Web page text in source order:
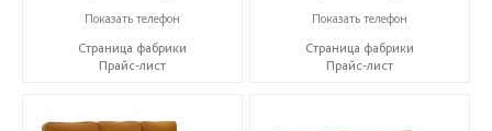
+7 (927) 630-62-82
Показать телефон
Страница фабрики
Прайс-лист
+7 (927) 630-62-82
Показать телефон
Страница фабрики
Прайс-лист